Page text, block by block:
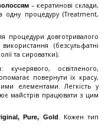
– кератинові склади,
одну процедуру (Treatment,
процедури довготривалого
(безсульфатні
та сироватки);
освітленого,
повернути їх красу,
елементами. Легкість у
майстрів працювати з цим
Pure, Gold
. Кожен тип